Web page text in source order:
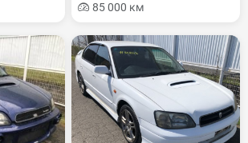
85 000 км